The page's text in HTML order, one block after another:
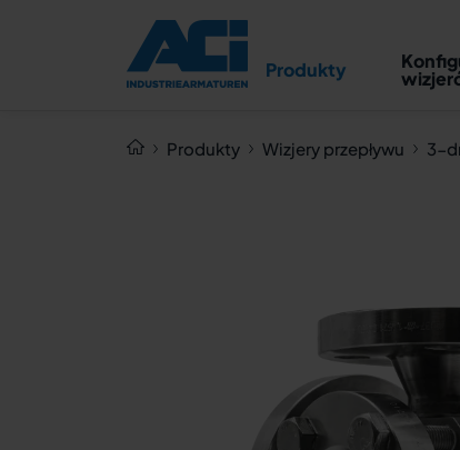
Produkty
3-drożny Wizjer przepływu
Typ 590 PN 16/400
Produkty Wizjery przepływu 3-